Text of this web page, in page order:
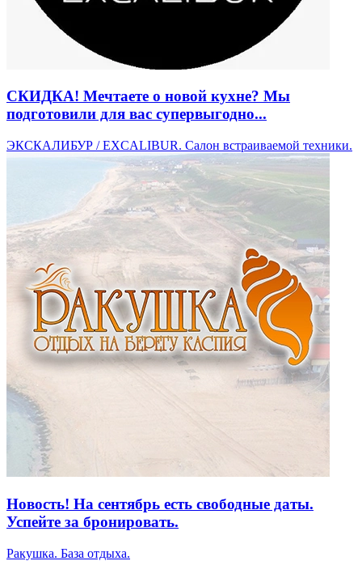
СКИДКА! Мечтаете о новой кухне? Мы
подготовили для вас супервыгодно...
ЭКСКАЛИБУР / EXCALIBUR. ​Салон встраиваемой техники.
Новость! На сентябрь есть свободные даты.
Успейте за бронировать.
Ракушка. База отдыха.